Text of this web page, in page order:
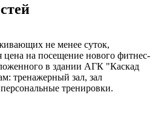
не менее суток,
цена на посещение нового фитнес-
в здании АГК "Каскад
тренажерный зал, зал
тренировки.